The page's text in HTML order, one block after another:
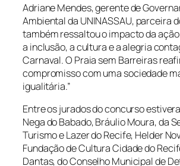
Adriane Mendes, gerente de
Ambiental da UNINASSAU, parceira
também ressaltou o impacto da
a inclusão, a cultura e a alegria
Carnaval. O Praia sem Barreiras
compromisso com uma sociedade
igualitária.”
Entre os jurados do concurso
Nega do Babado, Bráulio Moura, da
Turismo e Lazer do Recife, Helder
Fundação de Cultura Cidade do
Dantas, do Conselho Municipal de